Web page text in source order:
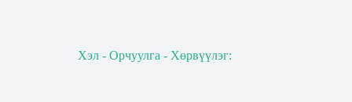
Хэл - Орчуулга - Хөрвүүлэг: